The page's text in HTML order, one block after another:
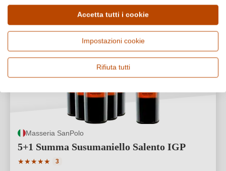
VEGANO
Masseria SanPolo
5+1 Summa Susumaniello Salento IGP
★★★★★
Valutazione media di 5 su 5 stelle
3
Accetta tutti i cookie
Impostazioni cookie
Rifiuta tutti